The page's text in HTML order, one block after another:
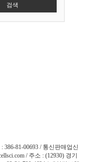
검색
81-00693 / 통신판매업신
/ 주소 : (12930) 경기